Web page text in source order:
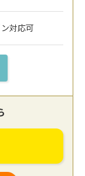
対応可